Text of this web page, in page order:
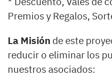
Premios y Regalos,
La Misión de este
reducir o eliminar los
nuestros asociados: